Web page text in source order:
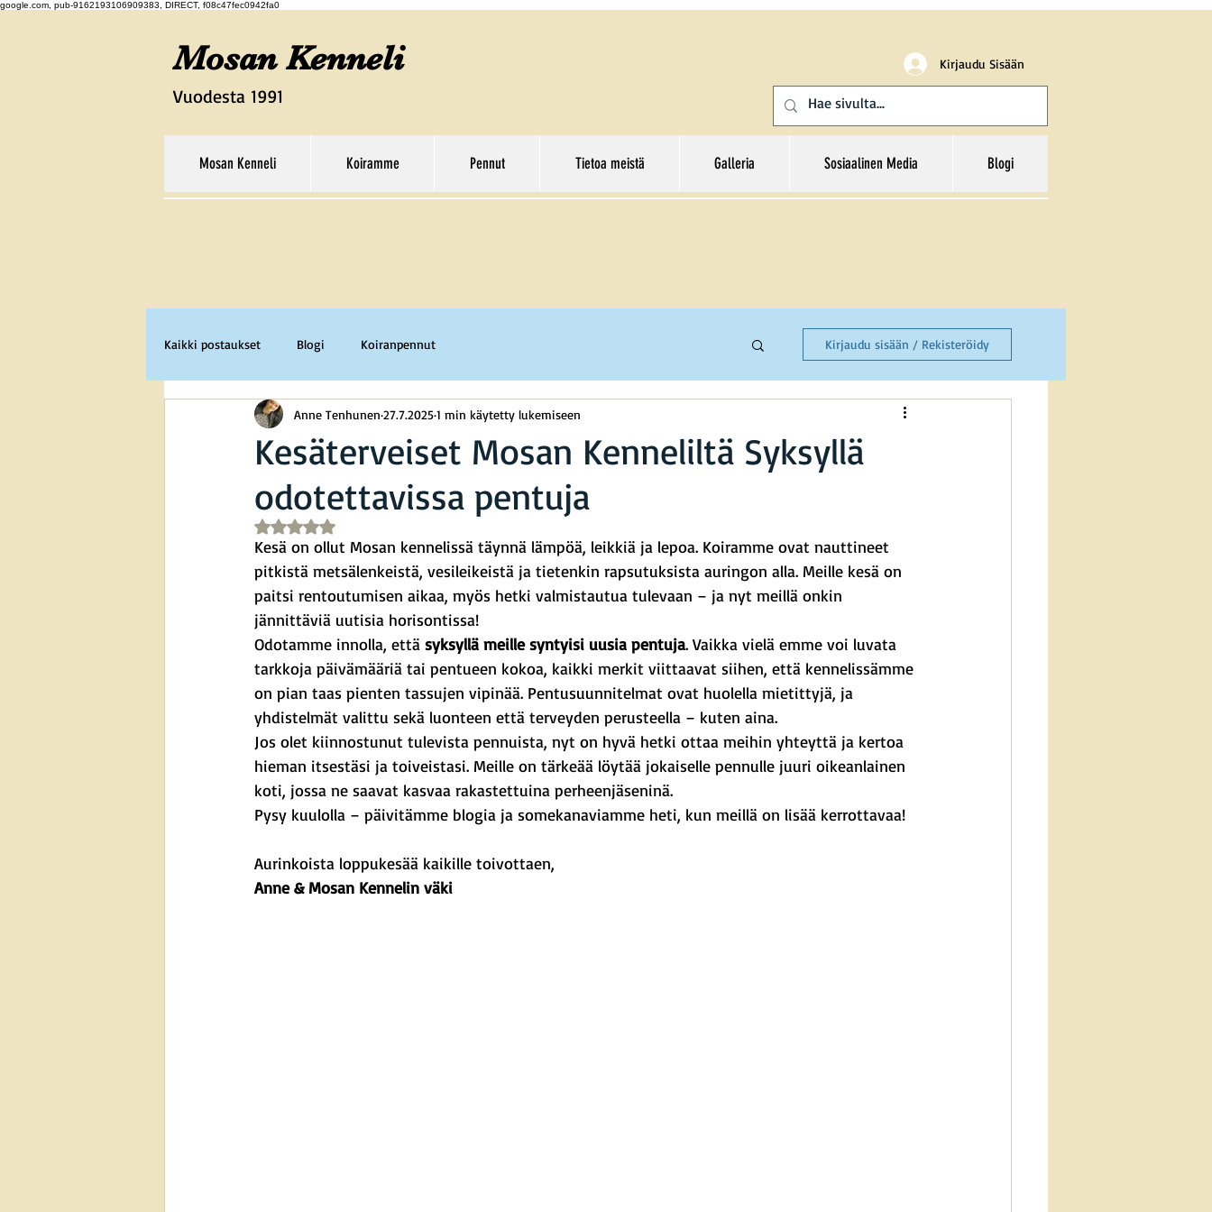
google.com, pub-9162193106909383, DIRECT, f08c47fec0942fa0
Mosan Kenneli
Vuodesta 1991
Kirjaudu Sisään
Mosan Kenneli Koiramme Pennut Tietoa meistä Galleria Sosiaalinen Media Blogi
Kaikki postaukset Blogi Koiranpennut Kirjaudu sisään / Rekisteröidy
Kesäterveiset Mosan Kenneliltä Syksyllä
odotettavissa pentuja
Anne Tenhunen 27.7.20251 min käytetty lukemiseen
Arvostelun tähtimäärä: epäluku/5
Kesä on ollut Mosan kennelissä täynnä lämpöä, leikkiä ja lepoa. Koiramme ovat nauttineet
pitkistä metsälenkeistä, vesileikeistä ja tietenkin rapsutuksista auringon alla. Meille kesä on
paitsi rentoutumisen aikaa, myös hetki valmistautua tulevaan – ja nyt meillä onkin
jännittäviä uutisia horisontissa!
Odotamme innolla, että syksyllä meille syntyisi uusia pentuja. Vaikka vielä emme voi luvata
tarkkoja päivämääriä tai pentueen kokoa, kaikki merkit viittaavat siihen, että kennelissämme
on pian taas pienten tassujen vipinää. Pentusuunnitelmat ovat huolella mietittyjä, ja
yhdistelmät valittu sekä luonteen että terveyden perusteella – kuten aina.
Jos olet kiinnostunut tulevista pennuista, nyt on hyvä hetki ottaa meihin yhteyttä ja kertoa
hieman itsestäsi ja toiveistasi. Meille on tärkeää löytää jokaiselle pennulle juuri oikeanlainen
koti, jossa ne saavat kasvaa rakastettuina perheenjäseninä.
Pysy kuulolla – päivitämme blogia ja somekanaviamme heti, kun meillä on lisää kerrottavaa!
Aurinkoista loppukesää kaikille toivottaen,
Anne & Mosan Kennelin väki